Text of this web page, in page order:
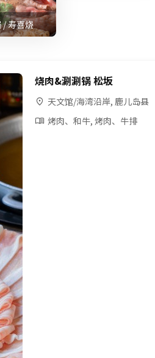
/ 寿喜烧
烧肉&涮涮锅 松坂
天文馆/海湾沿岸, 鹿儿岛县
烤肉、和牛, 烤肉、牛排